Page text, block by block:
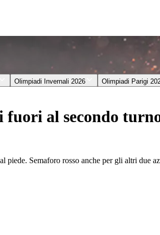
Olimpiadi Invernali 2026 Olimpiadi Parigi
fuori al secondo
piede. Semaforo rosso anche per gli altri due